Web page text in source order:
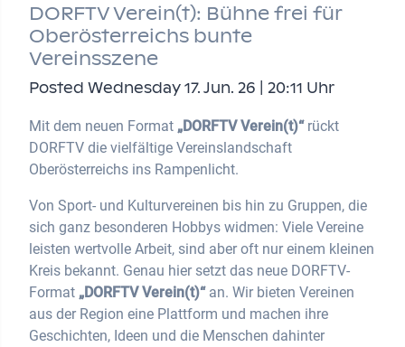
DORFTV Verein(t): Bühne frei für
Oberösterreichs bunte
Vereinsszene
Posted Wednesday 17. Jun. 26 | 20:11 Uhr
Mit dem neuen Format „DORFTV Verein(t)“rückt
DORFTV die vielfältige Vereinslandschaft
Oberösterreichs ins Rampenlicht.
Von Sport- und Kulturvereinen bis hin zu Gruppen, die
sich ganz besonderen Hobbys widmen: Viele Vereine
leisten wertvolle Arbeit, sind aber oft nur einem kleinen
Kreis bekannt. Genau hier setzt das neue DORFTV-
Format „DORFTV Verein(t)“an. Wir bieten Vereinen
aus der Region eine Plattform und machen ihre
Geschichten, Ideen und die Menschen dahinter